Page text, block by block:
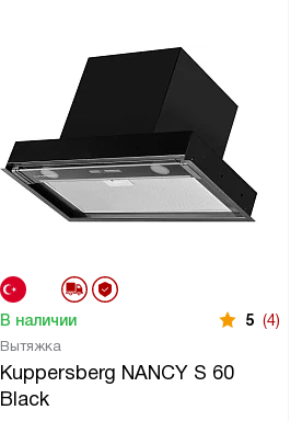
В наличии 5 (4)
Вытяжка
Kuppersberg NANCY S 60
Black